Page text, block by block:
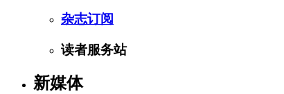
杂志订阅
读者服务站
新媒体